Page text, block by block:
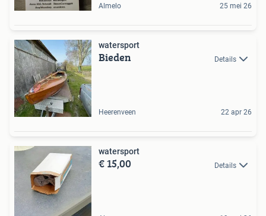
Almelo 25 mei 26
watersport
Bieden Details
Heerenveen 22 apr 26
watersport
€ 15,00 Details